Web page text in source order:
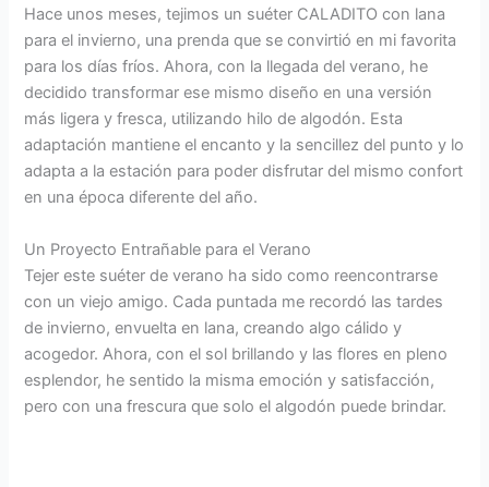
Hace unos meses, tejimos un suéter CALADITO con lana
para el invierno, una prenda que se convirtió en mi favorita
para los días fríos. Ahora, con la llegada del verano, he
decidido transformar ese mismo diseño en una versión
más ligera y fresca, utilizando hilo de algodón. Esta
adaptación mantiene el encanto y la sencillez del punto y lo
adapta a la estación para poder disfrutar del mismo confort
en una época diferente del año.
Un Proyecto Entrañable para el Verano
Tejer este suéter de verano ha sido como reencontrarse
con un viejo amigo. Cada puntada me recordó las tardes
de invierno, envuelta en lana, creando algo cálido y
acogedor. Ahora, con el sol brillando y las flores en pleno
esplendor, he sentido la misma emoción y satisfacción,
pero con una frescura que solo el algodón puede brindar.